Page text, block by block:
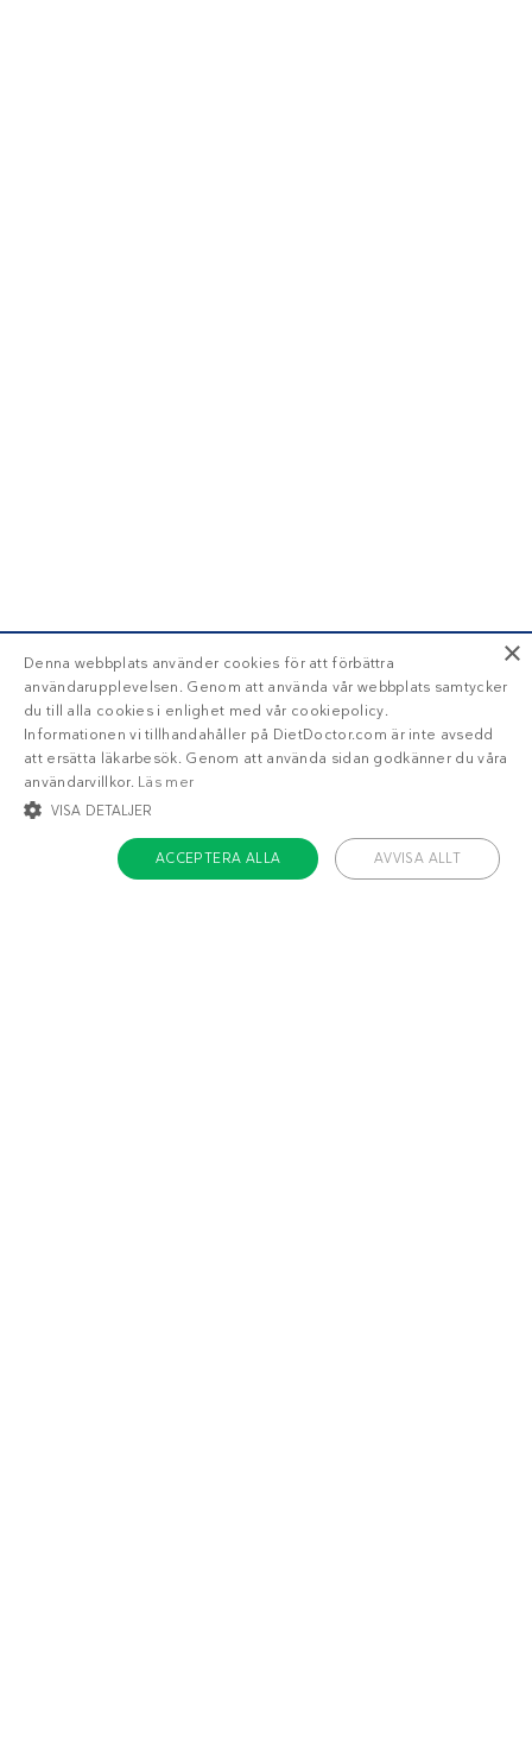
×
Denna webbplats använder cookies för att förbättra
användarupplevelsen. Genom att använda vår webbplats samtycker
du till alla cookies i enlighet med vår cookiepolicy.
Informationen vi tillhandahåller på DietDoctor.com är inte avsedd
att ersätta läkarbesök. Genom att använda sidan godkänner du våra
användarvillkor. Läs mer
VISA DETALJER
ACCEPTERA ALLA AVVISA ALLT